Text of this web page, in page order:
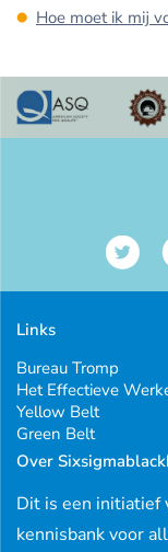
Hoe moet ik mij
Links
Bureau Tromp
Het Effectieve
Yellow Belt
Green Belt
Over
Dit is een initiatief
kennisbank voor